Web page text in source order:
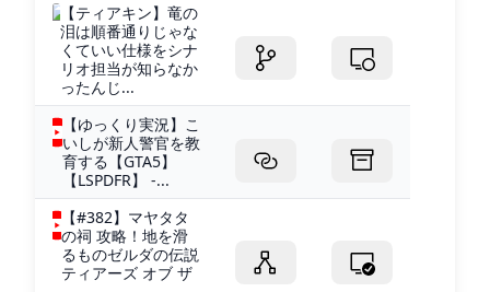
【ティアキン】竜の
泪は順番通りじゃな
くていい仕様をシナ
リオ担当が知らなか
ったんじ...
【ゆっくり実況】こ
いしが新人警官を教
育する【GTA5】
【LSPDFR】 -...
【#382】マヤタタ
の祠 攻略！地を滑
るものゼルダの伝説
ティアーズ オブ ザ